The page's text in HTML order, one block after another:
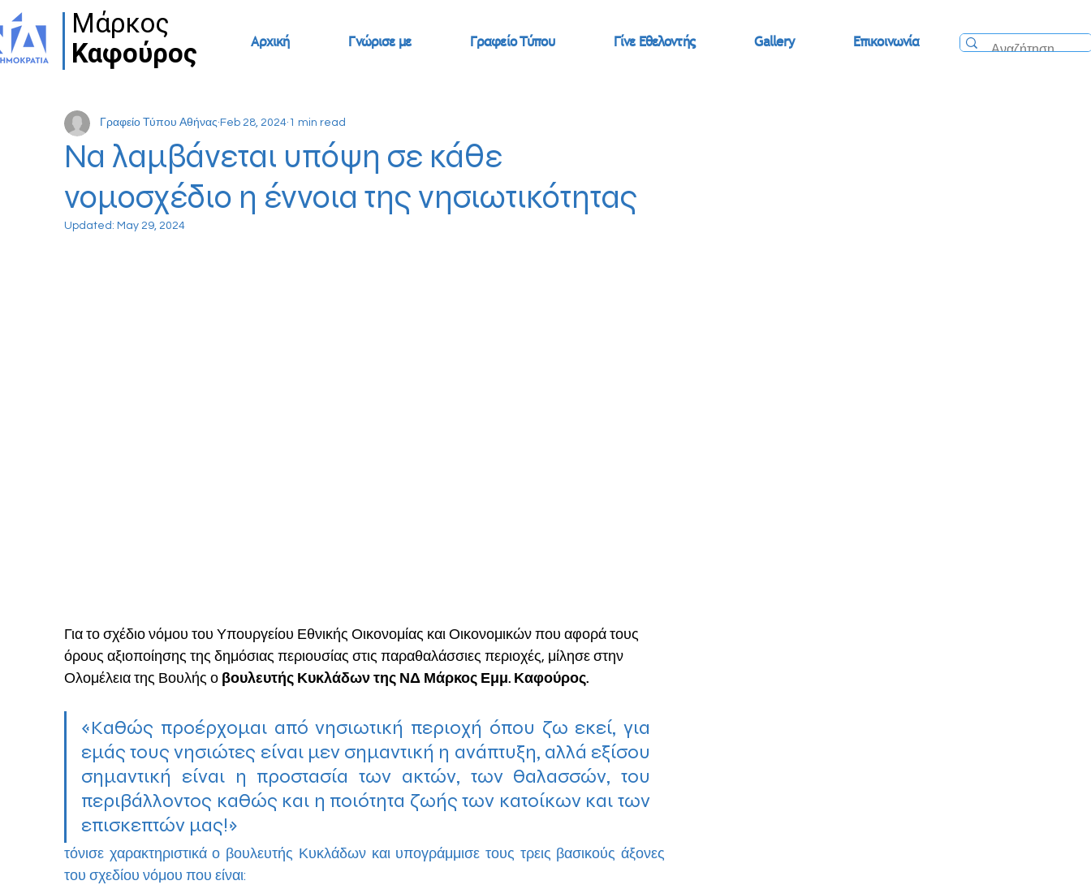
Μάρκος
Μάρκος
Καφούρος
Καφούρος Αρχική Γνώρισε με Γραφείο Τύπου Γίνε Εθελοντής Gallery Επικοινωνία
Να λαμβάνεται υπόψη σε κάθε
νομοσχέδιο η έννοια της νησιωτικότητας
Γραφείο Τύπου Αθήνας Feb 28, 2024 1 min read
Updated: May 29, 2024
Για το σχέδιο νόμου του Υπουργείου Εθνικής Οικονομίας και Οικονομικών που αφορά τους
όρους αξιοποίησης της δημόσιας περιουσίας στις παραθαλάσσιες περιοχές, μίλησε στην
Ολομέλεια της Βουλής ο βουλευτής Κυκλάδων της ΝΔ Μάρκος Εμμ. Καφούρος.
«Καθώς προέρχομαι από νησιωτική περιοχή όπου ζω εκεί, για
εμάς τους νησιώτες είναι μεν σημαντική η ανάπτυξη, αλλά εξίσου
σημαντική είναι η προστασία των ακτών, των θαλασσών, του
περιβάλλοντος καθώς και η ποιότητα ζωής των κατοίκων και των
επισκεπτών μας!»
τόνισε χαρακτηριστικά ο βουλευτής Κυκλάδων και υπογράμμισε τους τρεις βασικούς άξονες
του σχεδίου νόμου που είναι: